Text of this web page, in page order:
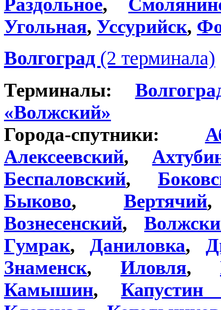
Угольная, Уссурийск,
Волгоград (2 терминала)
Терминалы:
«Волжский»
Города-спутники:
Алексеевский,
Беспаловский,
Быково, Вертячий
Вознесенский,
Гумрак,Даниловка,
Знаменск, Иловля,
Камышин,